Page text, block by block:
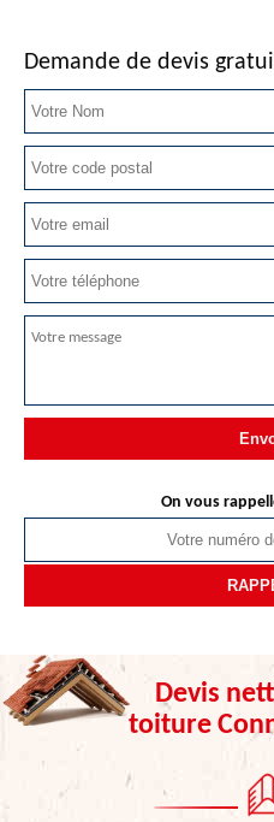
Demande de devis
On vous
Devis
toiture